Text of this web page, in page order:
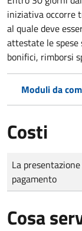
iniziativa occorre
al quale deve
attestate le
bonifici, rimborsi
Moduli da
Costi
Tipo di pagamento
Importo
La
pagamento
Cosa